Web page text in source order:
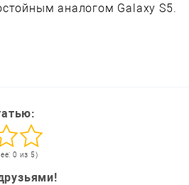
аналогом Galaxy S5.
0 из 5)